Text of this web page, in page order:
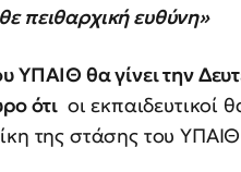
πειθαρχική ευθύνη»
ΥΠΑΙΘ θα γίνει την
ότι οι εκπαιδευτικοί
της στάσης του ΥΠΑΙΘ